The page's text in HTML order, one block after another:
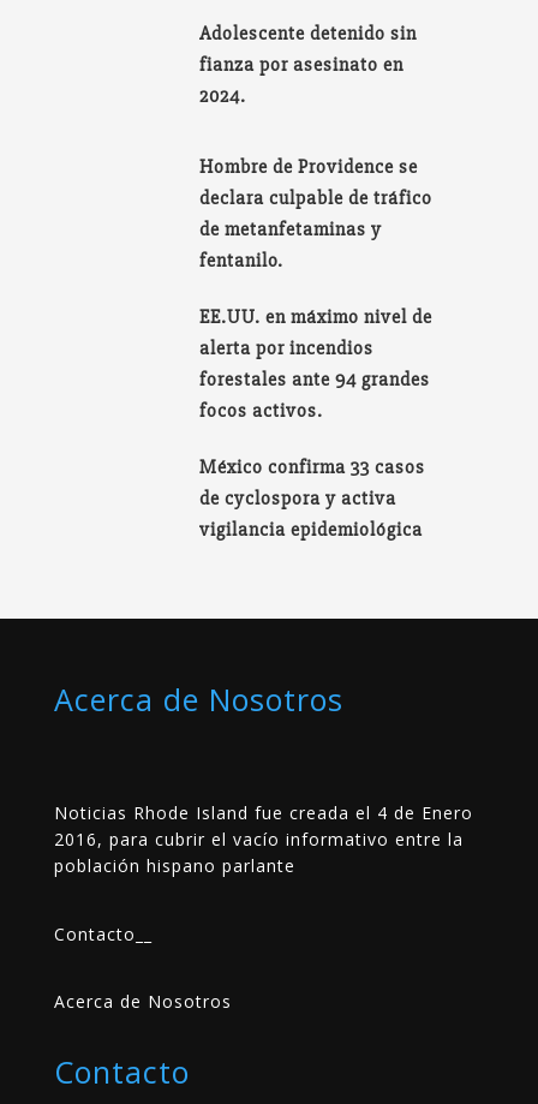
Adolescente detenido sin
fianza por asesinato en
2024.
Hombre de Providence se
declara culpable de tráfico
de metanfetaminas y
fentanilo.
EE.UU. en máximo nivel de
alerta por incendios
forestales ante 94 grandes
focos activos.
México confirma 33 casos
de cyclospora y activa
vigilancia epidemiológica
Acerca de Nosotros
Noticias Rhode Island fue creada el 4 de Enero
2016, para cubrir el vacío informativo entre la
población hispano parlante
Contacto
Acerca de Nosotros
Contacto